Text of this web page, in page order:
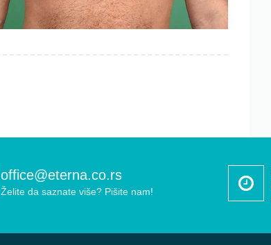
office@eterna.co.rs
Želite da saznate više? Pišite nam!